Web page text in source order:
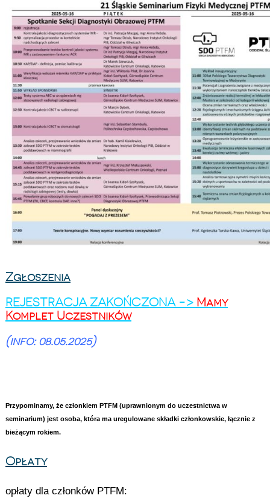
Zgłoszenia
REJESTRACJA ZAKOŃCZONA -> Mamy
Komplet Uczestników
(info: 08.05.2025)
Przypominamy, że członkiem PTFM (uprawnionym do uczestnictwa w
seminarium) jest osoba, która ma uregulowane składki członkowskie, łącznie z
bieżącym rokiem.
Opłaty
opłaty dla członków PTFM: